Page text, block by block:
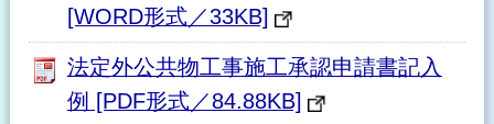
[WORD形式／33KB]
法定外公共物工事施工承認申請書記入
例 [PDF形式／84.88KB]